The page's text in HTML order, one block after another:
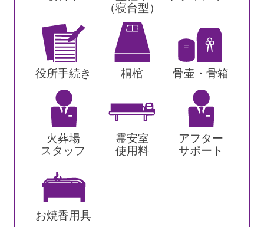
（寝台型）
役所手続き 桐棺 骨壷・骨箱
火葬場
スタッフ
霊安室
使用料
アフター
サポート
お焼香用具